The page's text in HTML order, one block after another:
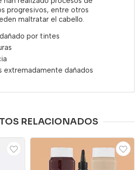
progresivos, entre otros
maltratar el cabello.
por tintes
extremadamente dañados
RELACIONADOS